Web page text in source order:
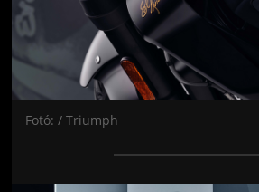
Fotó: / Triumph